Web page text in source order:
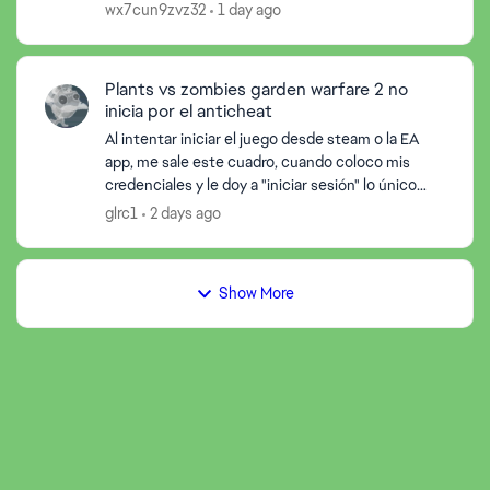
reaniciado todas mis cartas y heroes avian
wx7cun9zvz32 1 day ago
Plants vs zombies garden warfare 2 no
inicia por el anticheat
Al intentar iniciar el juego desde steam o la EA
app, me sale este cuadro, cuando coloco mis
credenciales y le doy a "iniciar sesión" lo único
que hace es cerrarme el juego y abrirme una
glrc1 2 days ago
Show More